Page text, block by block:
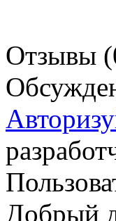
Отзывы
Добрый